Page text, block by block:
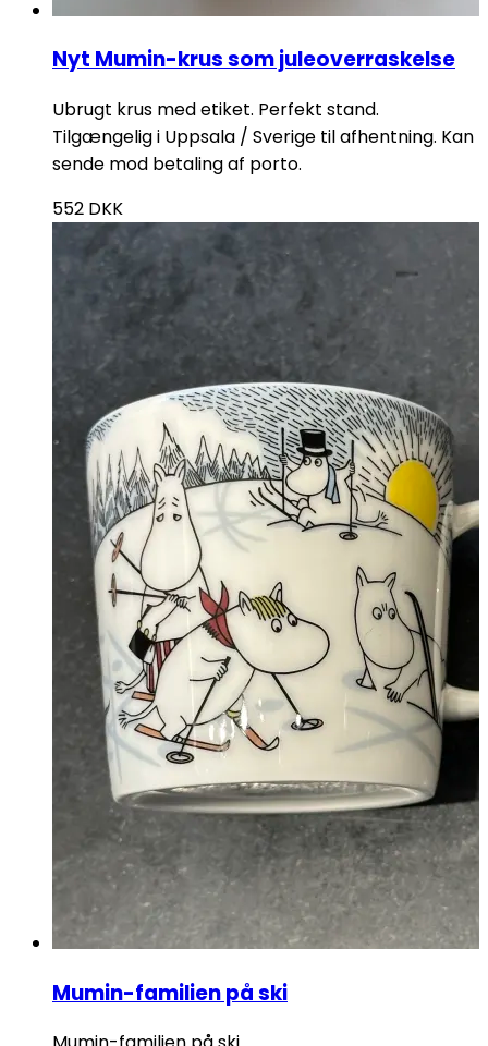
Nyt Mumin-krus som juleoverraskelse
Ubrugt krus med etiket. Perfekt stand.
Tilgængelig i Uppsala / Sverige til afhentning. Kan
sende mod betaling af porto.
552 DKK
Mumin-familien på ski